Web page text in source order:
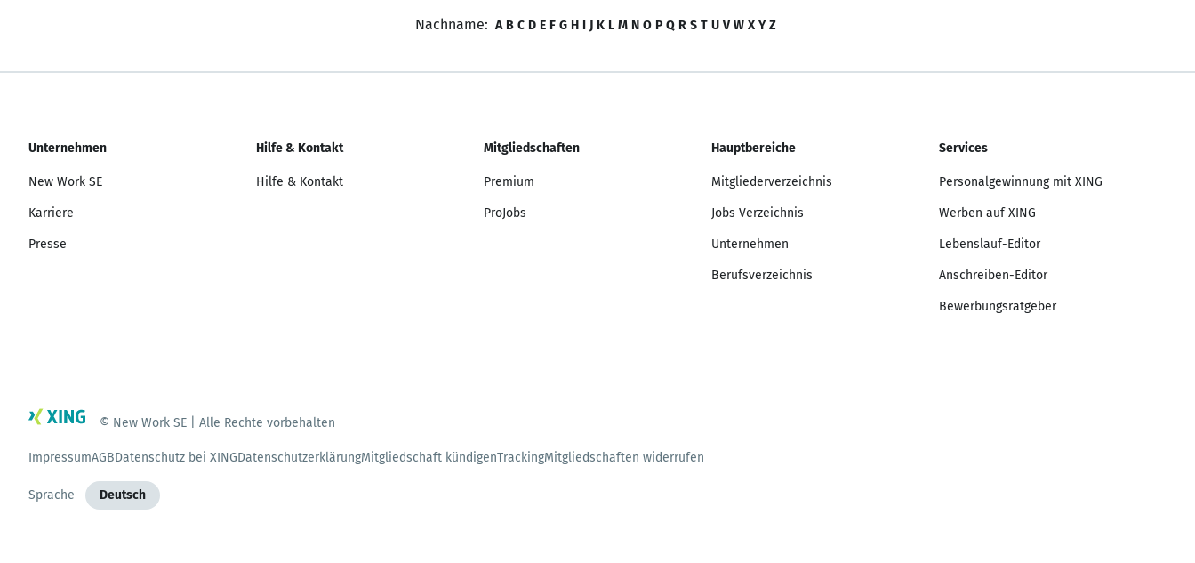
Nachname: A B C D E F G H I J K L M N O P Q R S T U V W X Y Z
Unternehmen
New Work SE
Karriere
Presse
Hilfe & Kontakt
Hilfe & Kontakt
Mitgliedschaften
Premium
ProJobs
Hauptbereiche
Mitgliederverzeichnis
Jobs Verzeichnis
Unternehmen
Berufsverzeichnis
Services
Personalgewinnung mit XING
Werben auf XING
Lebenslauf-Editor
Anschreiben-Editor
Bewerbungsratgeber
© New Work SE | Alle Rechte vorbehalten
ImpressumAGBDatenschutz bei XINGDatenschutzerklärungMitgliedschaft kündigenTrackingMitgliedschaften widerrufen
Sprache Deutsch